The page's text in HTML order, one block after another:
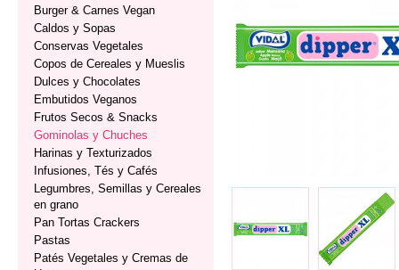
Burger & Carnes Vegan
Caldos y Sopas
Conservas Vegetales
Copos de Cereales y Mueslis
Dulces y Chocolates
Embutidos Veganos
Frutos Secos & Snacks
Gominolas y Chuches
Harinas y Texturizados
Infusiones, Tés y Cafés
Legumbres, Semillas y Cereales
en grano
Pan Tortas Crackers
Pastas
Patés Vegetales y Cremas de